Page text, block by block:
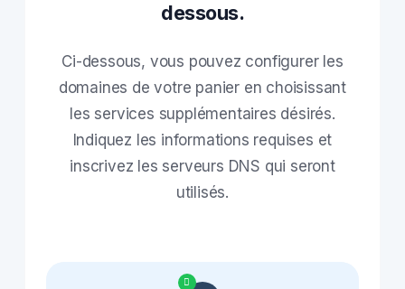
dessous.
Ci-dessous, vous pouvez configurer les
domaines de votre panier en choisissant
les services supplémentaires désirés.
Indiquez les informations requises et
inscrivez les serveurs DNS qui seront
utilisés.